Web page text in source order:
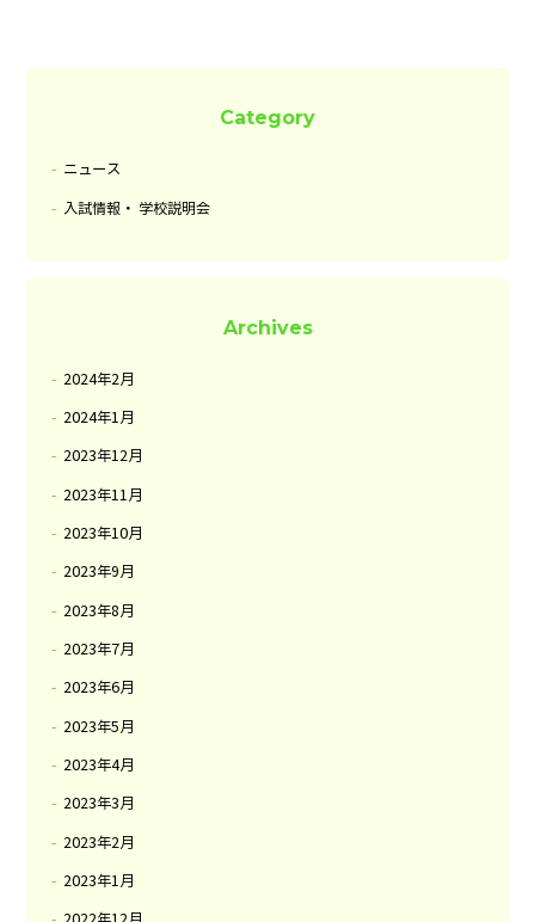
Category
ニュース
入試情報・ 学校説明会
Archives
2024年2月
2024年1月
2023年12月
2023年11月
2023年10月
2023年9月
2023年8月
2023年7月
2023年6月
2023年5月
2023年4月
2023年3月
2023年2月
2023年1月